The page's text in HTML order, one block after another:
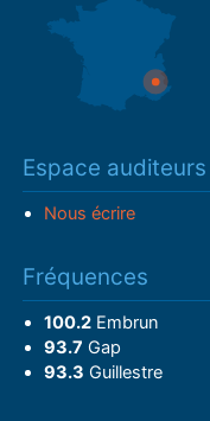
Espace auditeurs
Nous écrire
Fréquences
100.2Embrun
93.7 Gap
93.3 Guillestre